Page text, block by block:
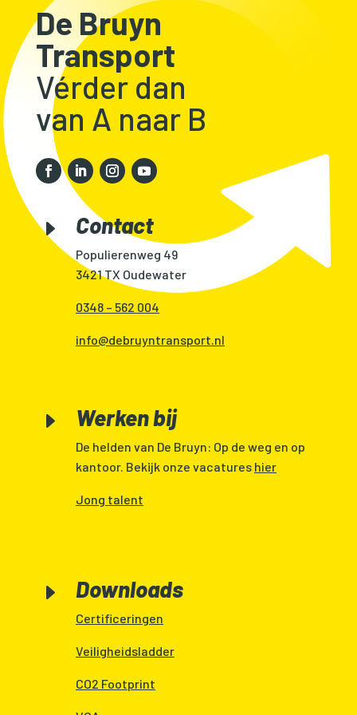
De Bruyn
Transport
Vérder dan
van A naar B
E Contact
Populierenweg 49
3421 TX Oudewater
0348 – 562 004
info@debruyntransport.nl
E Werken bij
De helden van De Bruyn: Op de weg en op
kantoor. Bekijk onze vacatures hier
Jong talent
E Downloads
Certificeringen
Veiligheidsladder
CO2 Footprint